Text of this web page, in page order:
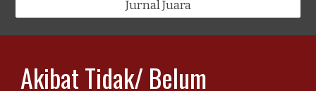
Jurnal Juara
Akibat Tidak/ Belum